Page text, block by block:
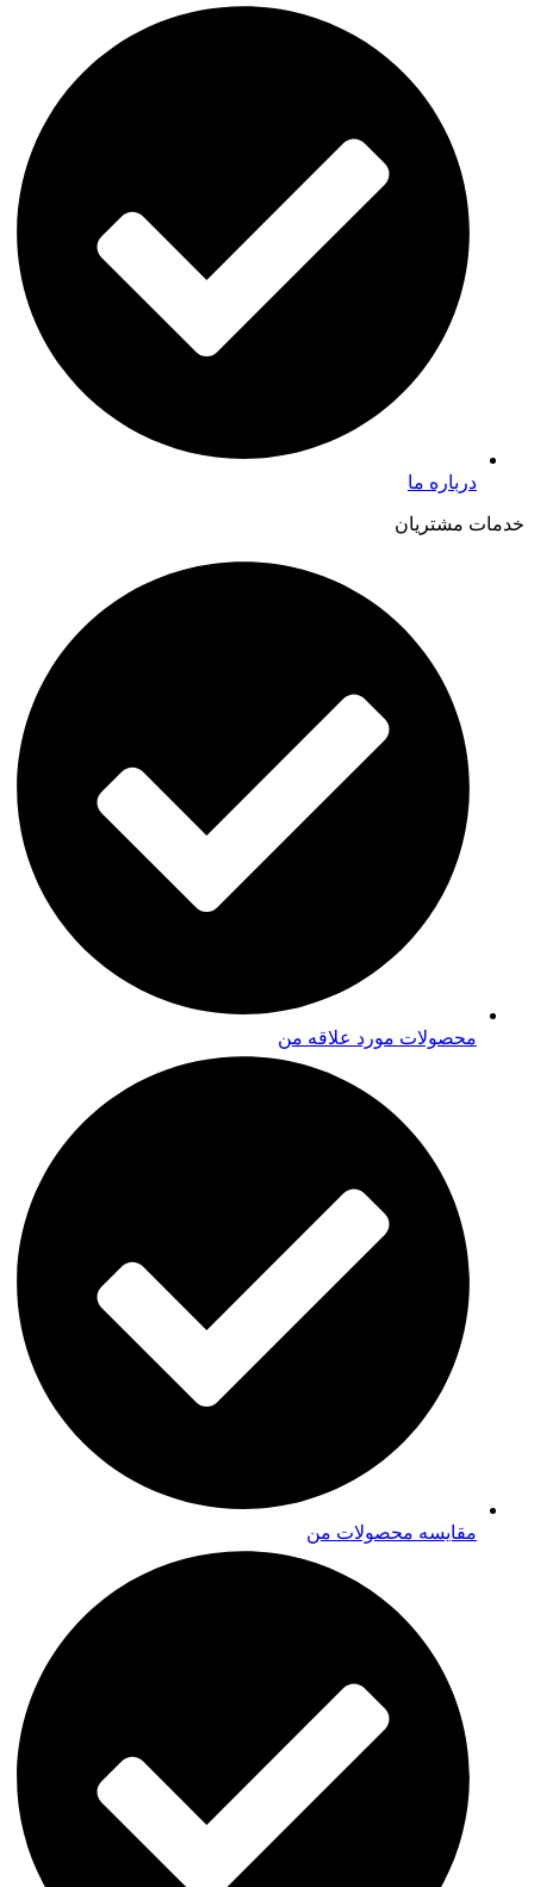
درباره ما
خدمات مشتریان
محصولات مورد علاقه من
مقایسه محصولات من